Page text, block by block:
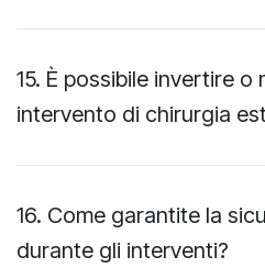
15. È possibile invertire o
intervento di chirurgia
16. Come garantite la
durante gli interventi?